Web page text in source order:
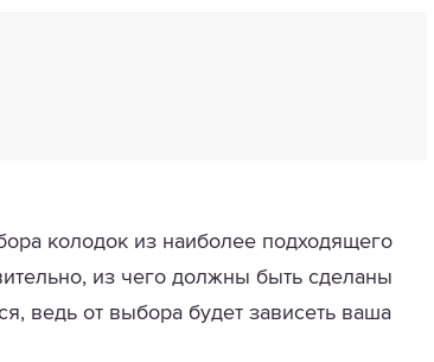
колодок из наиболее подходящего
из чего должны быть сделаны
ведь от выбора будет зависеть ваша